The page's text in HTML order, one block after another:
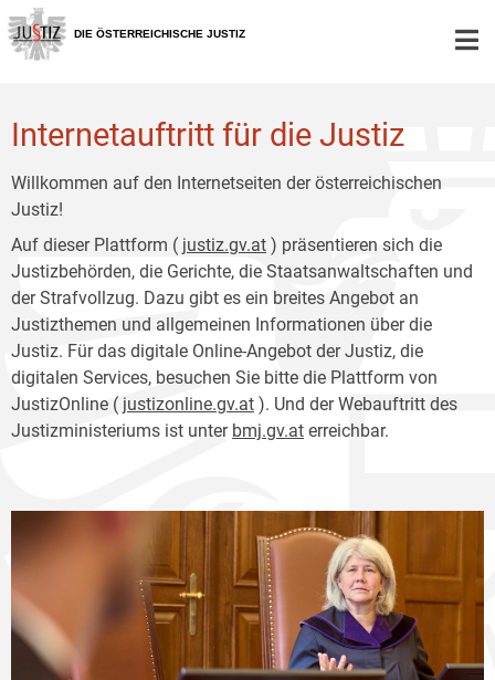
Zur
Hauptnavigation
[1]
Zum
Inhalt
[2]
DIE ÖSTERREICHISCHE JUSTIZ
Internetauftritt für die Justiz
Willkommen auf den Internetseiten der österreichischen
Justiz!
Auf dieser Plattform ( justiz.gv.at ) präsentieren sich die
Justizbehörden, die Gerichte, die Staatsanwaltschaften und
der Strafvollzug. Dazu gibt es ein breites Angebot an
Justizthemen und allgemeinen Informationen über die
Justiz. Für das digitale Online-Angebot der Justiz, die
digitalen Services, besuchen Sie bitte die Plattform von
JustizOnline ( justizonline.gv.at ). Und der Webauftritt des
Justizministeriums ist unter bmj.gv.at erreichbar.